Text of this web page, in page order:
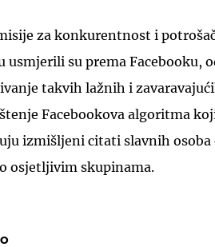
za konkurentnost i
usmjerili su prema Facebooku,
takvih lažnih i
Facebookova algoritma
izmišljeni citati slavnih
osjetljivim skupinama.